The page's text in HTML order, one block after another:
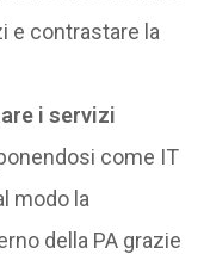
e contrastare la
i servizi
come IT
modo la
della PA grazie